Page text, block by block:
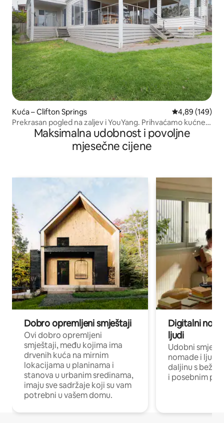
Kuća – Clifton Springs Prosječna
4,89 (149)
Prekrasan pogled na zaljev i YouYang. Prihvaćamo kućne
ljubimceMaksimalna udobnost i povoljne
mjesečne cijene
Dobro opremljeni smještaji
Ovi dobro opremljeni
smještaji, među kojima ima
drvenih kuća na mirnim
lokacijama u planinama i
stanova u urbanim sredinama,
imaju sve sadržaje koji su vam
potrebni u vašem domu.
Digitalni
ljudi
Udobni
nomade i ljude
daljinu s
i posebnim